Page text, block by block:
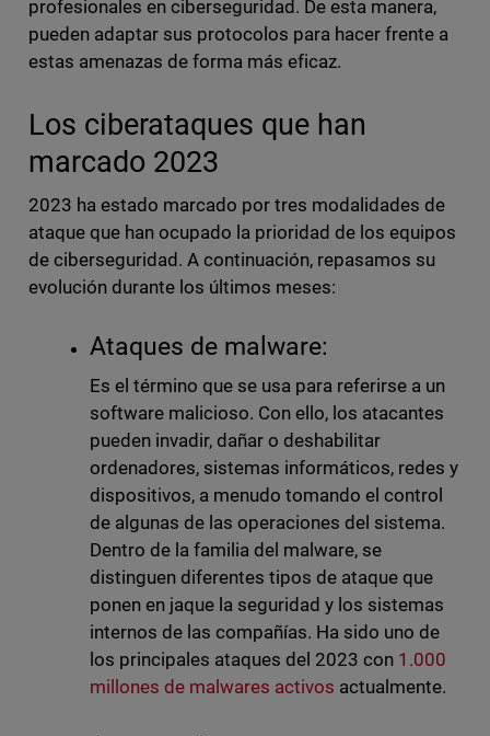
profesionales en ciberseguridad. De esta manera,
pueden adaptar sus protocolos para hacer frente a
estas amenazas de forma más eficaz.
Los ciberataques que han
marcado 2023
2023 ha estado marcado por tres modalidades de
ataque que han ocupado la prioridad de los equipos
de ciberseguridad. A continuación, repasamos su
evolución durante los últimos meses:
Ataques de malware:
Es el término que se usa para referirse a un
software malicioso. Con ello, los atacantes
pueden invadir, dañar o deshabilitar
ordenadores, sistemas informáticos, redes y
dispositivos, a menudo tomando el control
de algunas de las operaciones del sistema.
Dentro de la familia del malware, se
distinguen diferentes tipos de ataque que
ponen en jaque la seguridad y los sistemas
internos de las compañías. Ha sido uno de
los principales ataques del 2023 con 1.000
millones de malwares activos actualmente.